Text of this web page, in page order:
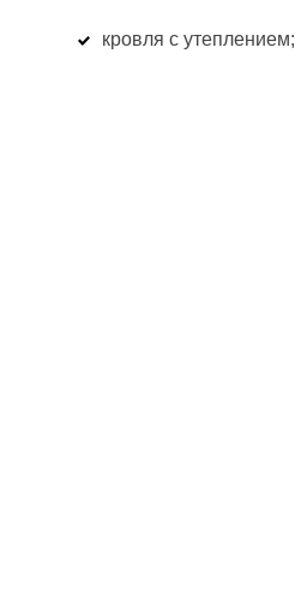
кровля с утеплением;